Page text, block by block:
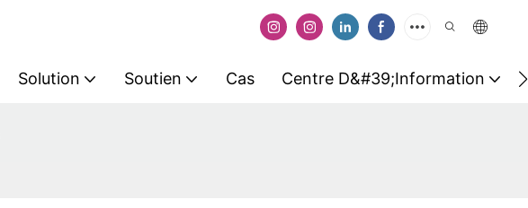
Solution Soutien Cas Centre D&#39;information